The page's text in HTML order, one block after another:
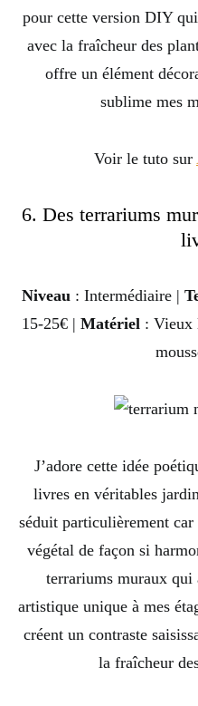
pour cette version DIY
avec la fraîcheur des
offre un élément
sublime mes
Voir le tuto sur
6. Des terrariums
Niveau : Intermédiaire |
15-25€ | Matériel : Vieux
J’adore cette idée
livres en véritables
séduit particulièrement
végétal de façon si
terrariums muraux qui
artistique unique à mes
créent un contraste
la fraîcheur